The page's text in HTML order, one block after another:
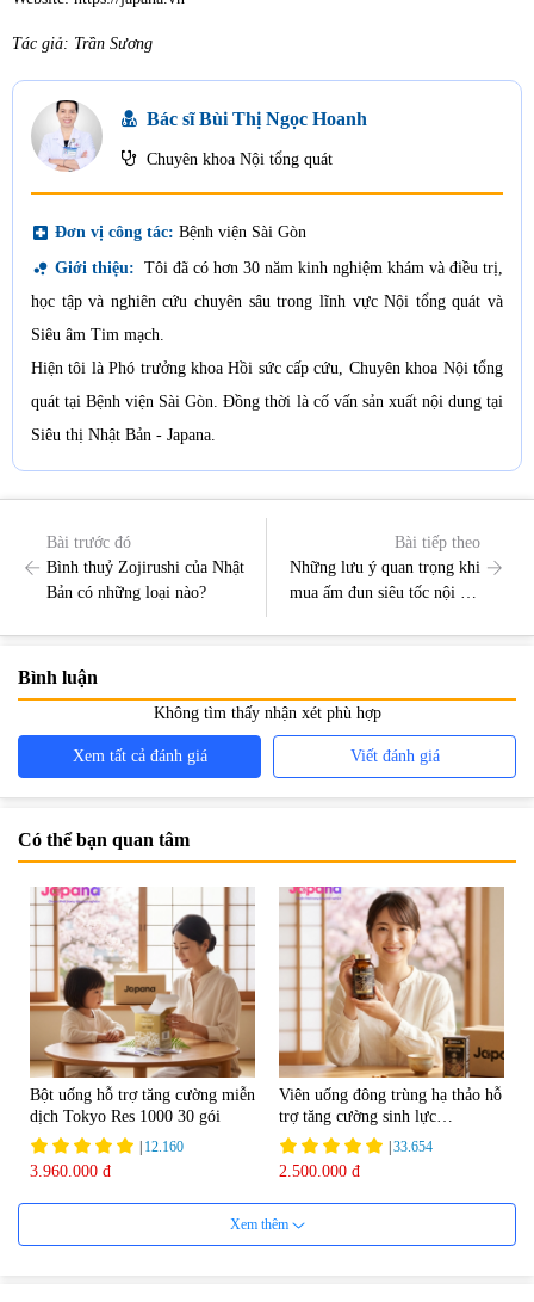
Tác giả: Trần Sương
Bác sĩ Bùi Thị Ngọc Hoanh
Chuyên khoa Nội tổng quát
local_hospital Đơn vị công tác: Bệnh viện Sài Gòn
bubble_chart Giới thiệu: Tôi đã có hơn 30 năm kinh nghiệm khám và điều trị,
học tập và nghiên cứu chuyên sâu trong lĩnh vực Nội tổng quát và
Siêu âm Tim mạch.
Hiện tôi là Phó trưởng khoa Hồi sức cấp cứu, Chuyên khoa Nội tổng
quát tại Bệnh viện Sài Gòn. Đồng thời là cố vấn sản xuất nội dung tại
Siêu thị Nhật Bản - Japana.
Bài trước đó
Bình thuỷ Zojirushi của Nhật
Bản có những loại nào?
Bài tiếp theo
Những lưu ý quan trọng khi
mua ấm đun siêu tốc nội địa
Bình luận
Không tìm thấy nhận xét phù hợp
Xem tất cả đánh giá Viết đánh giá
Có thể bạn quan tâm
Bột uống hỗ trợ tăng cường miễn
dịch Tokyo Res 1000 30 gói
12.160
3.960.000 đ
Viên uống đông trùng hạ thảo hỗ
trợ tăng cường sinh lực
Tohchukasou Premium Yo
Group 180 viên - Date 08/2027
33.654
2.500.000 đ
Xem thêm